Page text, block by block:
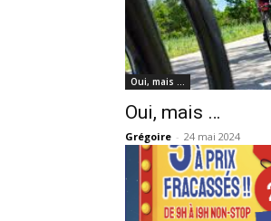
Oui, mais …
Oui, mais …
Grégoire - 24 mai 2024